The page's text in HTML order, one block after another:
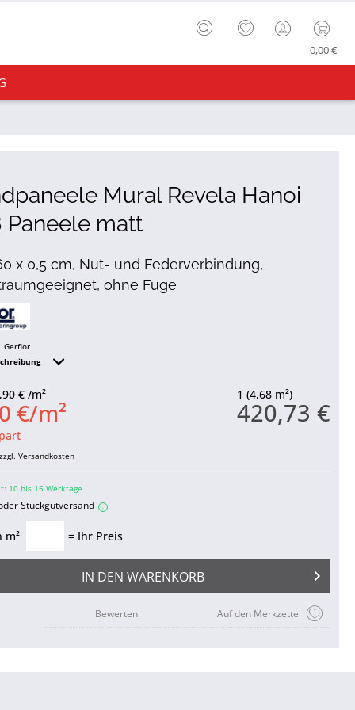
0,00 €
Mural Revela Hanoi
Paneele matt
x 0,5 cm, Nut- und Federverbindung,
ohne Fuge
Gerflor
1 (4,68 m²)
420,73 €
€ /m²
€/m²
zzgl. Versandkosten
10 bis 15 Werktage
Stückgutversand i
m² = Ihr Preis
IN DEN WARENKORB
Auf den Merkzettel
Bewerten